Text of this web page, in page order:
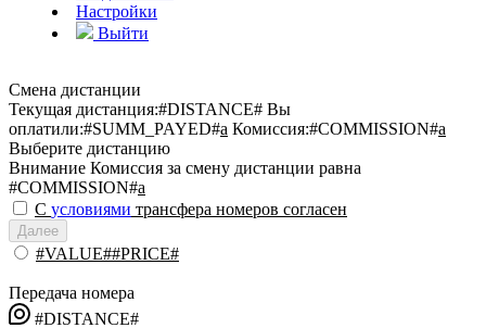
Настройки
Выйти
Смена дистанции
Текущая дистанция:#DISTANCE# Вы
оплатили:#SUMM_PAYED#a Комиссия:#COMMISSION#a
Выберите дистанцию
Внимание Комиссия за смену дистанции равна
#COMMISSION#a
С условиями трансфера номеров согласен
Далее
#VALUE##PRICE#
Передача номера
#DISTANCE#